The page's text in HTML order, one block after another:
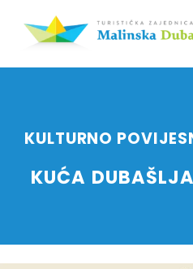
KULTURNO
KUĆA